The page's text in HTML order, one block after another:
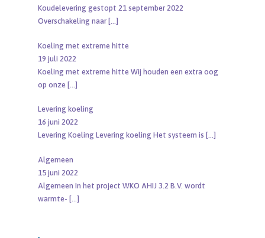
Koudelevering gestopt 21 september 2022
Overschakeling naar […]
Koeling met extreme hitte
19 juli 2022
Koeling met extreme hitte Wij houden een extra oog
op onze […]
Levering koeling
16 juni 2022
Levering Koeling Levering koeling Het systeem is […]
Algemeen
15 juni 2022
Algemeen In het project WKO AHIJ 3.2 B.V. wordt
warmte- […]